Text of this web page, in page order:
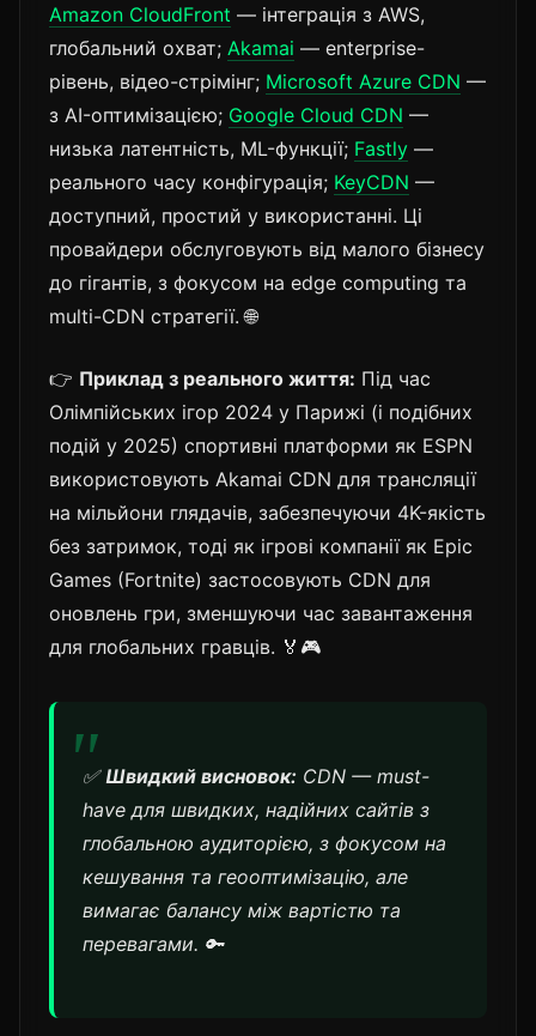
Amazon CloudFront — інтеграція з AWS,
глобальний охват; Akamai — enterprise-
рівень, відео-стрімінг; Microsoft Azure CDN —
з AI-оптимізацією; Google Cloud CDN —
низька латентність, ML-функції; Fastly —
реального часу конфігурація; KeyCDN —
доступний, простий у використанні. Ці
провайдери обслуговують від малого бізнесу
до гігантів, з фокусом на edge computing та
multi-CDN стратегії. 🌐
👉 Приклад з реального життя: Під час
Олімпійських ігор 2024 у Парижі (і подібних
подій у 2025) спортивні платформи як ESPN
використовують Akamai CDN для трансляції
на мільйони глядачів, забезпечуючи 4K-якість
без затримок, тоді як ігрові компанії як Epic
Games (Fortnite) застосовують CDN для
оновлень гри, зменшуючи час завантаження
для глобальних гравців. 🏅🎮
✅ Швидкий висновок: CDN — must-
have для швидких, надійних сайтів з
глобальною аудиторією, з фокусом на
кешування та геооптимізацію, але
вимагає балансу між вартістю та
перевагами. 🔑